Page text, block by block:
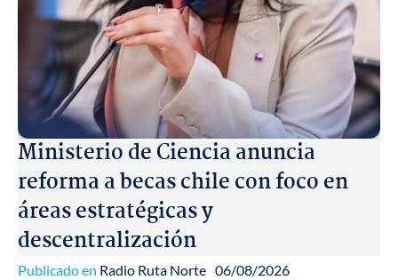
Ministerio de Ciencia anuncia
reforma a becas chile con foco en
áreas estratégicas y
descentralización
Publicado en Radio Ruta Norte 06/08/2026